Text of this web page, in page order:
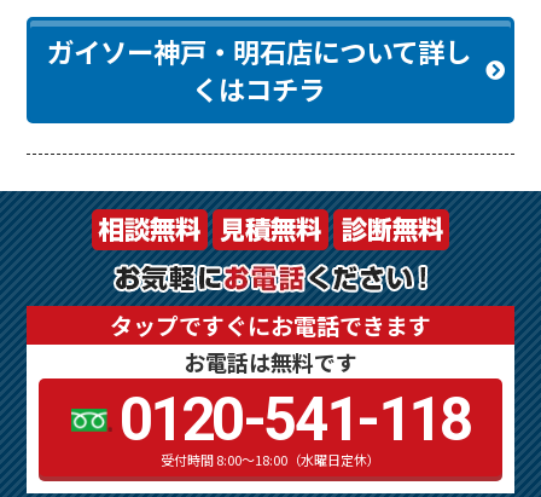
ガイソー神戸・明石店について詳し
くはコチラ
タップですぐにお電話できます
お電話は無料です
0120-541-118
受付時間 8:00～18:00（水曜日定休）